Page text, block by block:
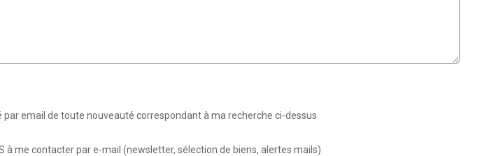
email de toute nouveauté correspondant à ma recherche ci-dessus
à me contacter par e-mail (newsletter, sélection de biens, alertes mails)